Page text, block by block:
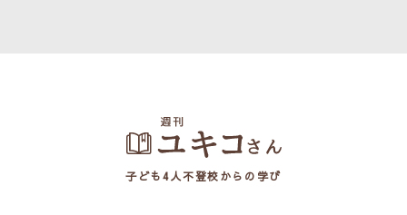
子ども4人不登校からの学び